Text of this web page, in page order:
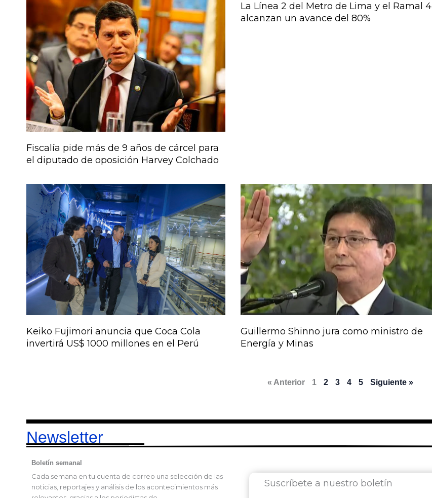
Fiscalía pide más de 9 años de cárcel para
el diputado de oposición Harvey Colchado
La Línea 2 del Metro de Lima y el Ramal 4
alcanzan un avance del 80%
Keiko Fujimori anuncia que Coca Cola
invertirá US$ 1000 millones en el Perú
Guillermo Shinno jura como ministro de
Energía y Minas
« Anterior 1 2 3 4 5 Siguiente »
Newsletter
Boletín semanal
Cada semana en tu cuenta de correo una selección de las
noticias, reportajes y análisis de los acontecimientos más
Suscríbete a nuestro boletín